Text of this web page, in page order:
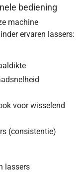
bediening
machine
ervaren lassers:
voor wisselend
(consistentie)
lassers